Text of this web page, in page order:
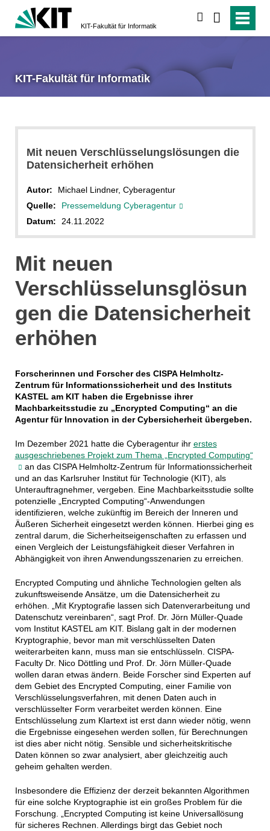
KIT-Fakultät für Informatik
KIT-Fakultät für Informatik
Mit neuen Verschlüsselungslösungen die
Datensicherheit erhöhen
Autor:
Michael Lindner, Cyberagentur
Quelle:
Pressemeldung Cyberagentur
Datum:
24.11.2022
Mit neuen
Verschlüsselunsglösun
gen die Datensicherheit
erhöhen
Forscherinnen und Forscher des CISPA Helmholtz-
Zentrum für Informationssicherheit und des Instituts
KASTEL am KIT haben die Ergebnisse ihrer
Machbarkeitsstudie zu „Encrypted Computing“ an die
Agentur für Innovation in der Cybersicherheit übergeben.
Im Dezember 2021 hatte die Cyberagentur ihr erstes
ausgeschriebenes Projekt zum Thema „Encrypted Computing“
an das CISPA Helmholtz-Zentrum für Informationssicherheit
und an das Karlsruher Institut für Technologie (KIT), als
Unterauftragnehmer, vergeben. Eine Machbarkeitsstudie sollte
potenzielle „Encrypted Computing“-Anwendungen
identifizieren, welche zukünftig im Bereich der Inneren und
Äußeren Sicherheit eingesetzt werden können. Hierbei ging es
zentral darum, die Sicherheitseigenschaften zu erfassen und
einen Vergleich der Leistungsfähigkeit dieser Verfahren in
Abhängigkeit von ihren Anwendungsszenarien zu erreichen.
Encrypted Computing und ähnliche Technologien gelten als
zukunftsweisende Ansätze, um die Datensicherheit zu
erhöhen. „Mit Kryptografie lassen sich Datenverarbeitung und
Datenschutz vereinbaren“, sagt Prof. Dr. Jörn Müller-Quade
vom Institut KASTEL am KIT. Bislang galt in der modernen
Kryptographie, bevor man mit verschlüsselten Daten
weiterarbeiten kann, muss man sie entschlüsseln. CISPA-
Faculty Dr. Nico Döttling und Prof. Dr. Jörn Müller-Quade
wollen daran etwas ändern. Beide Forscher sind Experten auf
dem Gebiet des Encrypted Computing, einer Familie von
Verschlüsselungsverfahren, mit denen Daten auch in
verschlüsselter Form verarbeitet werden können. Eine
Entschlüsselung zum Klartext ist erst dann wieder nötig, wenn
die Ergebnisse eingesehen werden sollen, für Berechnungen
ist dies aber nicht nötig. Sensible und sicherheitskritische
Daten können so zwar analysiert, aber gleichzeitig auch
geheim gehalten werden.
Insbesondere die Effizienz der derzeit bekannten Algorithmen
für eine solche Kryptographie ist ein großes Problem für die
Forschung. „Encrypted Computing ist keine Universallösung
für sicheres Rechnen. Allerdings birgt das Gebiet noch